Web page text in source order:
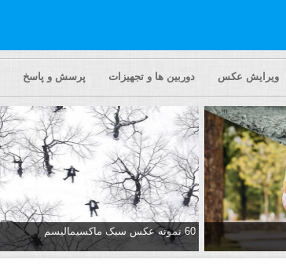
ویرایش عکس دوربین ها و تجهیزات پرسش و پاسخ
60 نمونه عکس سبک ماکسیمالیسم